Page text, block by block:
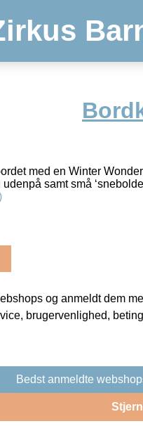
med en Winter
samt små
og anmeldt dem
brugervenlighed,
Bedst anmeldte